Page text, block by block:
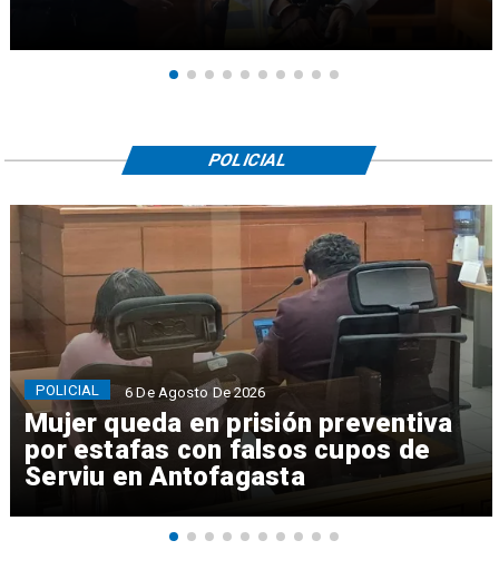
Mujer queda en prisión preventiva
por estafas con falsos cupos de
Serviu en Antofagasta
POLICIAL 6 De Agosto De 2026
POLICIAL